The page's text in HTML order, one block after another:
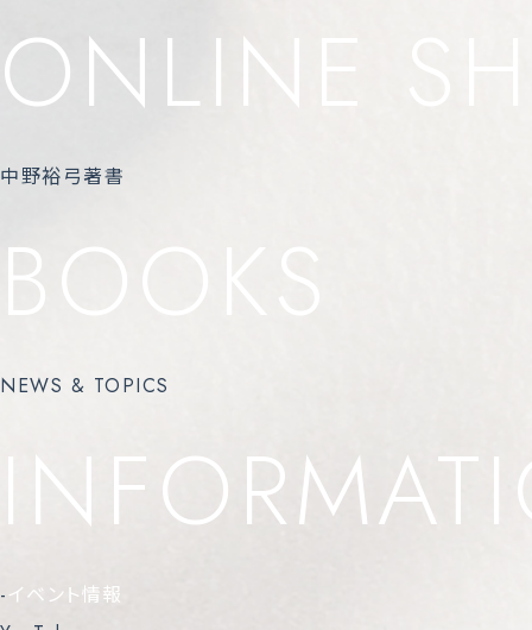
ONLINE
中野裕弓著書
BOOKS
NEWS & TOPICS
-イベント情報